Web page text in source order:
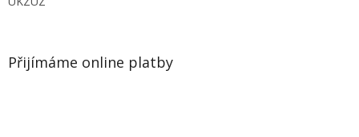
Přijímáme online platby